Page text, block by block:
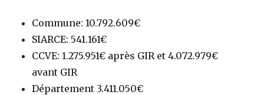
Commune: 10.792.609€
SIARCE: 541.161€
CCVE: 1.275.951€ après GIR et 4.072.979€
avant GIR
Département 3.411.050€